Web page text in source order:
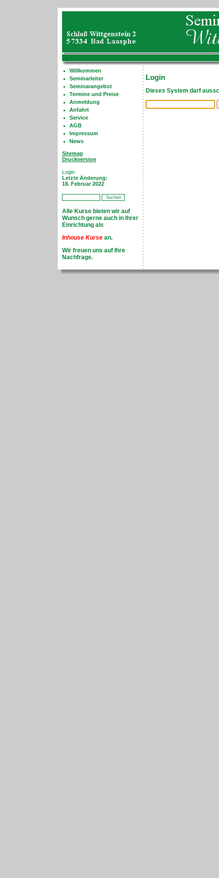
Willkommen
Seminarleiter
Seminarangebot
Termine und Preise
Anmeldung
Anfahrt
Service
AGB
Impressum
News
Sitemap
Druckversion
Login
Letzte Änderung:
18. Februar 2022
Alle Kurse bieten wir auf
Wunsch gerne auch in Ihrer
Einrichtung als
Inhouse Kursean.
Wir freuen uns auf Ihre
Nachfrage.
Login
Dieses System darf